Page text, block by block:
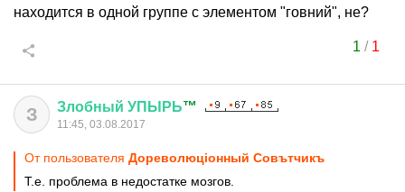
находится в одной группе с элементом "говний", не?
1 / 1
З Злобный УПЫРЬ™
11:45, 03.08.2017
От пользователя Дореволюцiонный Совътчикъ
Т.е. проблема в недостатке мозгов.